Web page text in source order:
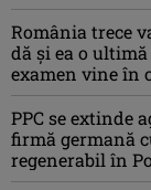
România trece
dă și ea o
examen vine în
PPC se extinde
firmă germană
regenerabil în